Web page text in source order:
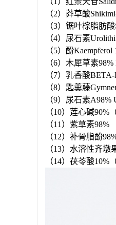
（2）莽草酸
（3）锯叶棕脂肪
（4）尿石素
（5）酚Kaempferol
（6）木犀草素
（7）乳香酸
（8）匙羹藤
（9）尿石素A98%
（10）莲心碱90%
（11）紫草素98%
（12）补骨脂酚
（13）水溶性齐墩
（14）茯苓酸10%